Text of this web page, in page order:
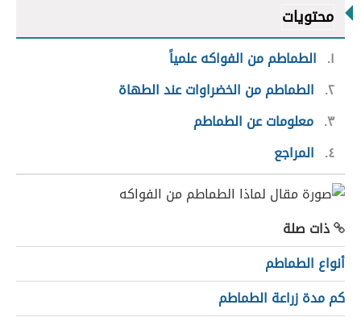
محتويات
١
الطماطم من الفواكه علمياً
٢ الطماطم من الخضراوات عند الطهاة
٣ معلومات عن الطماطم
٤
المراجع
ذات صلة
أنواع الطماطم
كم مدة زراعة الطماطم